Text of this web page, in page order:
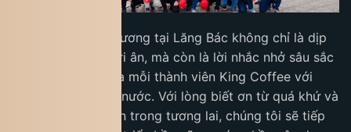
Hoạt động dâng hương tại Lăng Bác không chỉ là dịp
để tưởng nhớ và tri ân, mà còn là lời nhắc nhở sâu sắc
về trách nhiệm của mỗi thành viên King Coffee với
cộng đồng và đất nước. Với lòng biết ơn từ quá khứ và
khát vọng vươn lên trong tương lai, chúng tôi sẽ tiếp